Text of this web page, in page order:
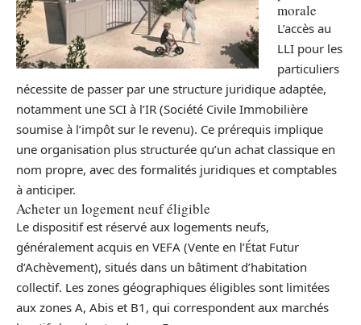
morale
L’accès au
LLI pour les
particuliers
nécessite de passer par une structure juridique adaptée,
notamment une SCI à l’IR (Société Civile Immobilière
soumise à l’impôt sur le revenu). Ce prérequis implique
une organisation plus structurée qu’un achat classique en
nom propre, avec des formalités juridiques et comptables
à anticiper.
Acheter un logement neuf éligible
Le dispositif est réservé aux logements neufs,
généralement acquis en VEFA (Vente en l’État Futur
d’Achèvement), situés dans un bâtiment d’habitation
collectif. Les zones géographiques éligibles sont limitées
aux zones A, Abis et B1, qui correspondent aux marchés